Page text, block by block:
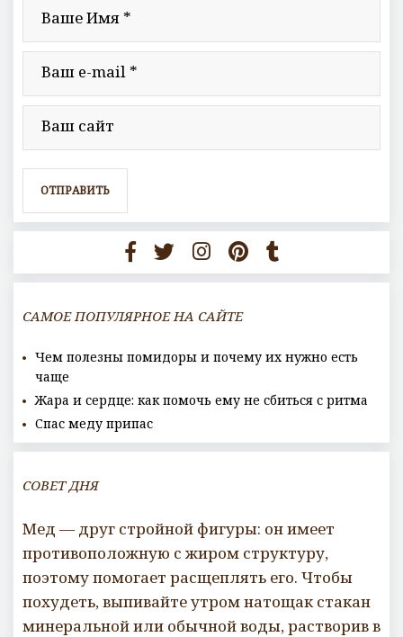
САМОЕ ПОПУЛЯРНОЕ НА САЙТЕ
Чем полезны помидоры и почему их нужно есть
чаще
Жара и сердце: как помочь ему не сбиться с ритма
Спас меду припас
СОВЕТ ДНЯ
Мед — друг стройной фигуры: он имеет
противоположную с жиром структуру,
поэтому помогает расщеплять его. Чтобы
похудеть, выпивайте утром натощак стакан
минеральной или обычной воды, растворив в